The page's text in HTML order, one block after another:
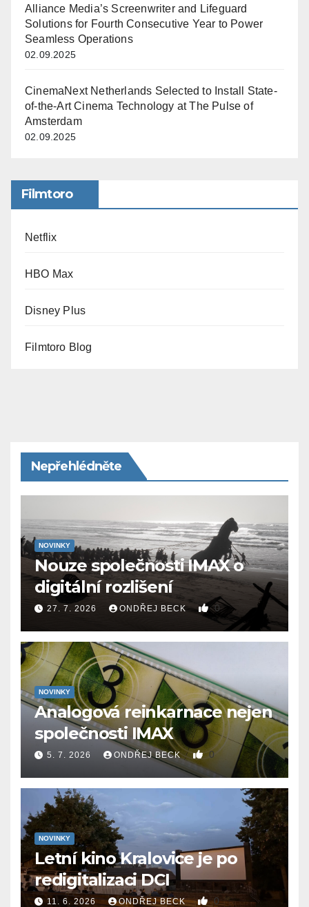
Alliance Media’s Screenwriter and Lifeguard
Solutions for Fourth Consecutive Year to Power
Seamless Operations
02.09.2025
CinemaNext Netherlands Selected to Install State-
of-the-Art Cinema Technology at The Pulse of
Amsterdam
02.09.2025
Filmtoro
Netflix
HBO Max
Disney Plus
Filmtoro Blog
Nepřehlédněte
NOVINKY
Nouze společnosti IMAX o
digitální rozlišení
27. 7. 2026 ONDŘEJ BECK 0
NOVINKY
Analogová reinkarnace nejen
společnosti IMAX
5. 7. 2026 ONDŘEJ BECK 0
NOVINKY
Letní kino Kralovice je po
redigitalizaci DCI
11. 6. 2026 ONDŘEJ BECK 0